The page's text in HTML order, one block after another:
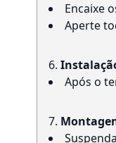
Encaixe
Aperte
Após o